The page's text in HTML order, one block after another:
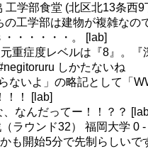
工学部食堂 (北区北13条西
の工学部は建物が複雑なの
・・・・・。 [lab]
重症度レベルは『8』。
しかたないね
ないよ」の略記として「
！！ [lab]
なんだってー！！？？
（ラウンド32） 福岡大学
も開始5分で先制らしいで